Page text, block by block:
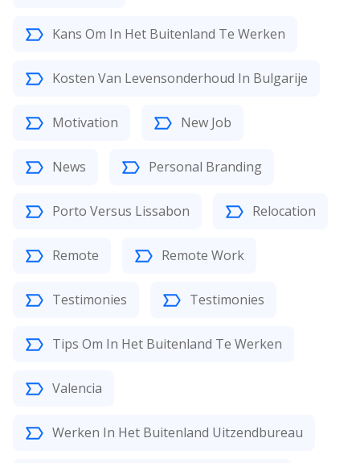
Kans Om In Het Buitenland Te Werken
Kosten Van Levensonderhoud In Bulgarije
Motivation New Job
News Personal Branding
Porto Versus Lissabon Relocation
Remote Remote Work
Testimonies Testimonies
Tips Om In Het Buitenland Te Werken
Valencia
Werken In Het Buitenland Uitzendbureau